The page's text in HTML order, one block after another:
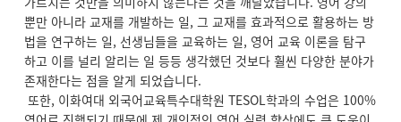
뿐만 아니라 교재를 개발하는 일, 그 교재를 효과적으로 활용하는 방
법을 연구하는 일, 선생님들을 교육하는 일, 영어 교육 이론을 탐구
하고 이를 널리 알리는 일 등등 생각했던 것보다 훨씬 다양한 분야가
존재한다는 점을 알게 되었습니다.
또한, 이화여대 외국어교육특수대학원 TESOL학과의 수업은 100%